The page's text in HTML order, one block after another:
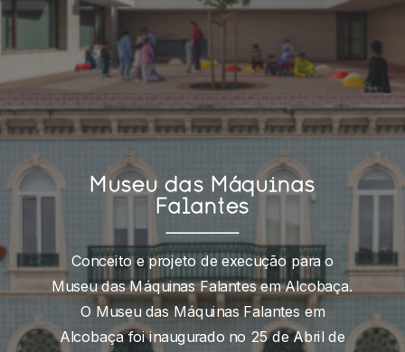
Museu das Máquinas
Falantes
Conceito e projeto de execução para o
Museu das Máquinas Falantes em Alcobaça.
O Museu das Máquinas Falantes em
Alcobaça foi inaugurado no 25 de Abril de